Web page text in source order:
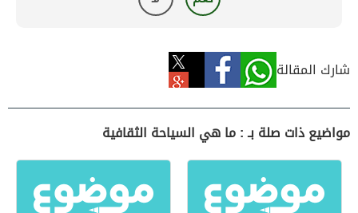
شارك المقالة
مواضيع ذات صلة بـ : ما هي السياحة الثقافية